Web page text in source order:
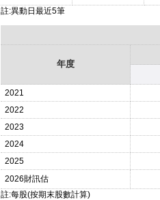
註:異動日最近5筆
年度
2021
2022
2023
2024
2025
2026財訊估
註:每股(按期末股數計算)